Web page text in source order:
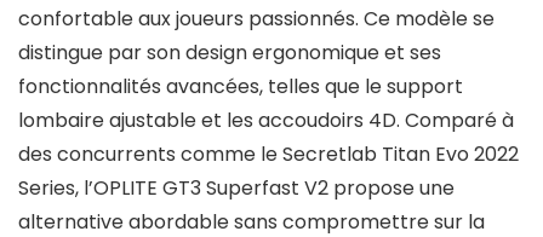
confortable aux joueurs passionnés. Ce modèle se
distingue par son design ergonomique et ses
fonctionnalités avancées, telles que le support
lombaire ajustable et les accoudoirs 4D. Comparé à
des concurrents comme le Secretlab Titan Evo 2022
Series, l’OPLITE GT3 Superfast V2 propose une
alternative abordable sans compromettre sur la